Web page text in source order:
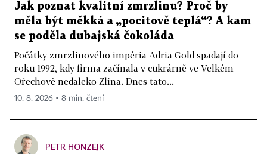
Jak poznat kvalitní zmrzlinu? Proč by
měla být měkká a „pocitově teplá“? A kam
se poděla dubajská čokoláda
Počátky zmrzlinového impéria Adria Gold spadají do
roku 1992, kdy firma začínala v cukrárně ve Velkém
Ořechově nedaleko Zlína. Dnes tato...
10. 8. 2026 ▪ 8 min. čtení
PETR HONZEJK